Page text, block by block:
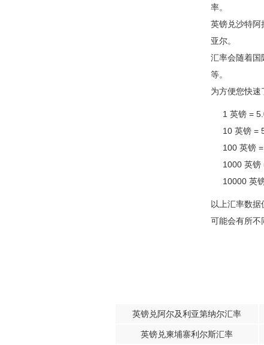
率。
英镑兑沙特阿
亚尔。
汇率会随着国
等。
为方便您快速
1 英镑 =
10 英镑 =
100 英镑
1000 英镑
10000 英
以上汇率数
可能会有所不
英镑兑阿尔及利亚第纳尔汇率
英镑兑柬埔寨利尔斯汇率